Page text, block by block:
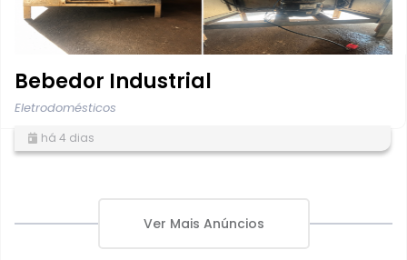
Bebedor Industrial
Eletrodomésticos
há 4 dias
Ver Mais Anúncios